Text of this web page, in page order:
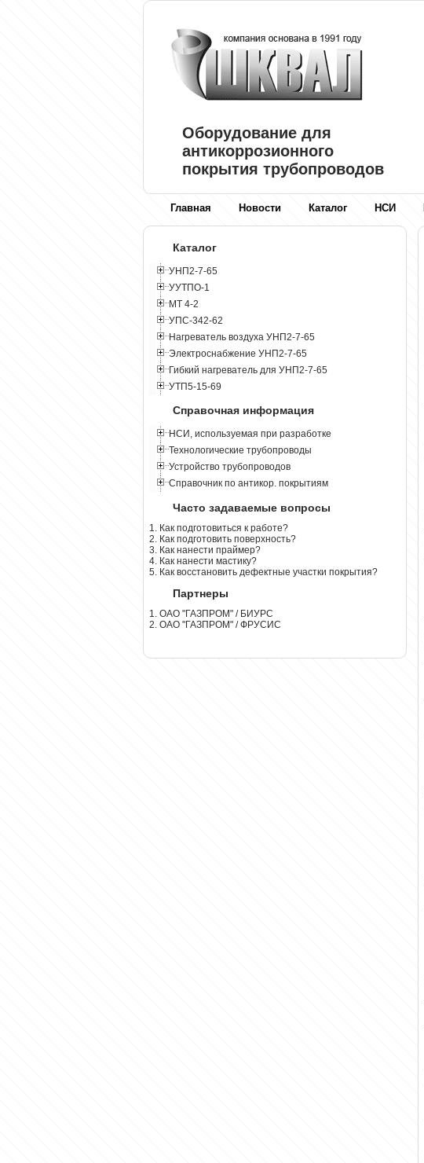
Оборудование для
антикоррозионного
покрытия трубопроводов
Главная Новости Каталог НСИ
Каталог
УНП2-7-65
УУТПО-1
МТ 4-2
УПС-342-62
Нагреватель воздуха УНП2-7-65
Электроснабжение УНП2-7-65
Гибкий нагреватель для УНП2-7-65
УТП5-15-69
Справочная информация
НСИ, используемая при разработке
Технологические трубопроводы
Устройство трубопроводов
Справочник по антикор. покрытиям
Часто задаваемые вопросы
1. Как подготовиться к работе?
2. Как подготовить поверхность?
3. Как нанести праймер?
4. Как нанести мастику?
5. Как восстановить дефектные участки покрытия?
Партнеры
1. ОАО "ГАЗПРОМ" / БИУРС
2. ОАО "ГАЗПРОМ" / ФРУСИС